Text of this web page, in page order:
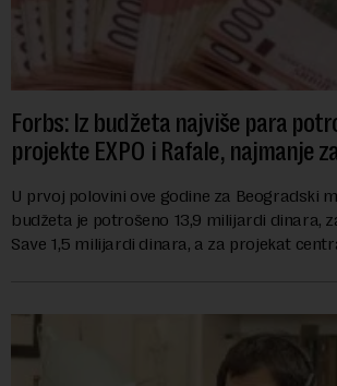
Forbs: Iz budžeta najviše para
projekte EXPO i Rafale, najmanje
U prvoj polovini ove godine za Beogradski
budžeta je potrošeno 13,9 milijardi dinara,
Save 1,5 milijardi dinara, a za projekat